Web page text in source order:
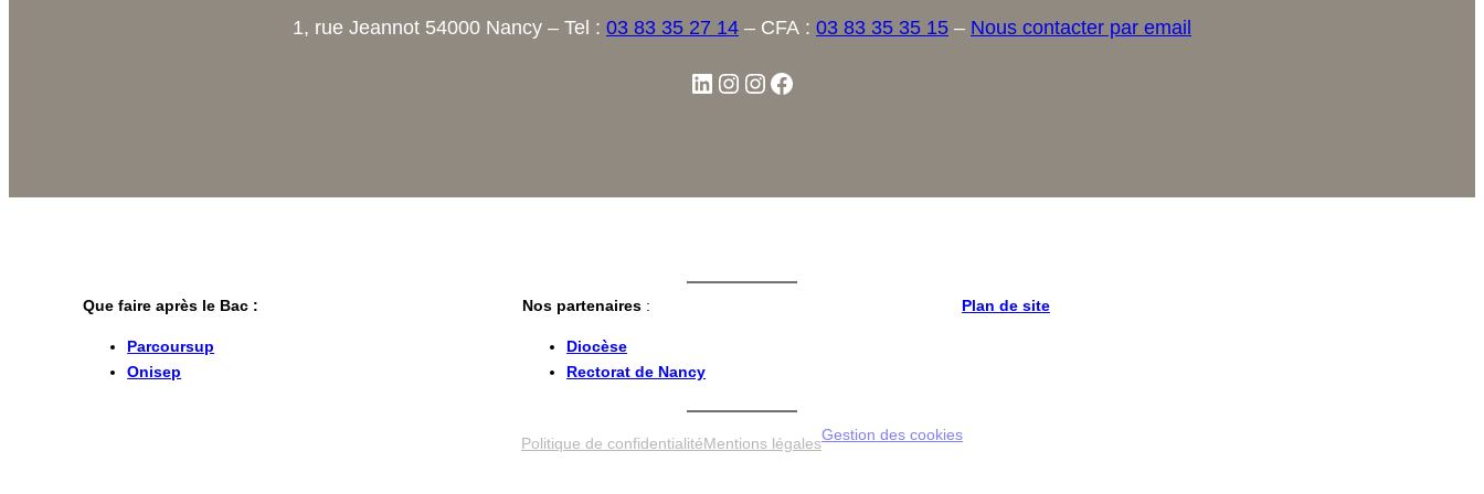
1, rue Jeannot 54000 Nancy – Tel : 03 83 35 27 14 – CFA : 03 83 35 35 15 – Nous contacter par email
Que faire après le Bac :
Parcoursup
Onisep
Nos partenaires :
Diocèse
Rectorat de Nancy
Plan de site
Politique de confidentialitéMentions légalesGestion des cookies